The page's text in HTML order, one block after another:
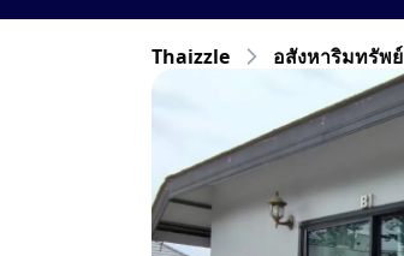
Thaizzle อสังหาริมทรัพย์